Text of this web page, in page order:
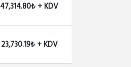
47,314.80₺ + KDV
23,730.19₺ + KDV